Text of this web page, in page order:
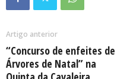
Artigo anterior
“Concurso de enfeites de
Árvores de Natal” na